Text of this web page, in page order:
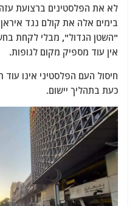
לא את הפלסטינים ברצועת
בימים אלה את קולם נגד
"השטן הגדול", מבלי לקחת
אין עוד מספיק מקום לגופות.
חיסול העם הפלסטיני אינו
כעת בתהליך יישום.